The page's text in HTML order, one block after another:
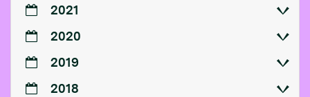
2021
2020
2019
2018